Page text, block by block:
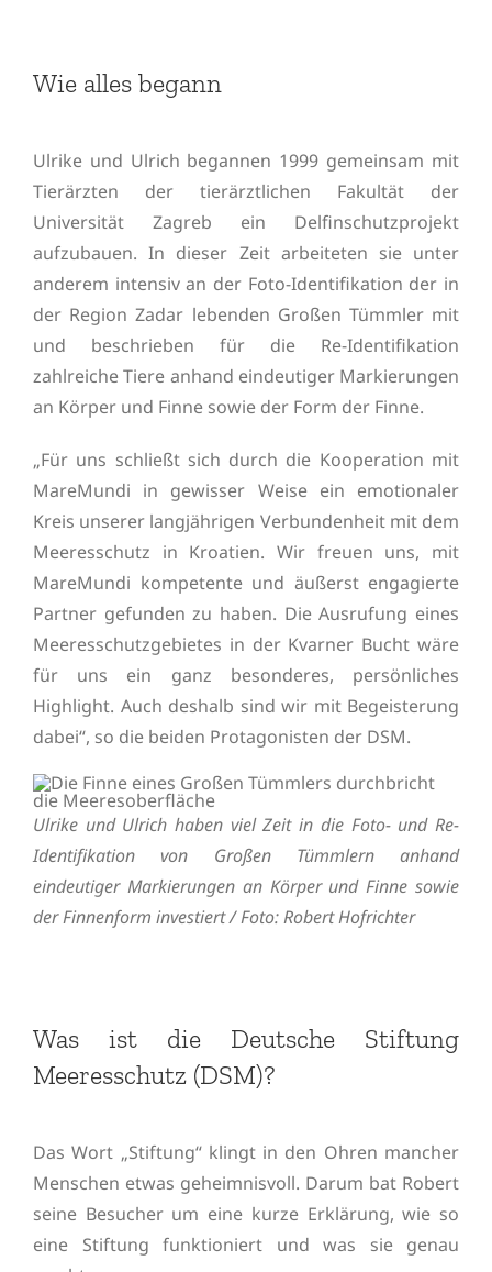
Wie alles begann
Ulrike und Ulrich begannen 1999 gemeinsam mit
Tierärzten der tierärztlichen Fakultät der
Universität Zagreb ein Delfinschutzprojekt
aufzubauen. In dieser Zeit arbeiteten sie unter
anderem intensiv an der Foto-Identifikation der in
der Region Zadar lebenden Großen Tümmler mit
und beschrieben für die Re-Identifikation
zahlreiche Tiere anhand eindeutiger Markierungen
an Körper und Finne sowie der Form der Finne.
„Für uns schließt sich durch die Kooperation mit
MareMundi in gewisser Weise ein emotionaler
Kreis unserer langjährigen Verbundenheit mit dem
Meeresschutz in Kroatien. Wir freuen uns, mit
MareMundi kompetente und äußerst engagierte
Partner gefunden zu haben. Die Ausrufung eines
Meeresschutzgebietes in der Kvarner Bucht wäre
für uns ein ganz besonderes, persönliches
Highlight. Auch deshalb sind wir mit Begeisterung
dabei“, so die beiden Protagonisten der DSM.
Ulrike und Ulrich haben viel Zeit in die Foto- und Re-
Identifikation von Großen Tümmlern anhand
eindeutiger Markierungen an Körper und Finne sowie
der Finnenform investiert / Foto: Robert Hofrichter
Was ist die Deutsche Stiftung
Meeresschutz (DSM)?
Das Wort „Stiftung“ klingt in den Ohren mancher
Menschen etwas geheimnisvoll. Darum bat Robert
seine Besucher um eine kurze Erklärung, wie so
eine Stiftung funktioniert und was sie genau